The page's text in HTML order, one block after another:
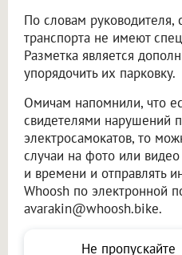
По словам руководителя,
транспорта не имеют
Разметка является
упорядочить их парковку.
Омичам напомнили, что
свидетелями нарушений
электросамокатов, то
случаи на фото или
и времени и отправлять
Whoosh по электронной
avarakin@whoosh.bike.
Не пропускайте